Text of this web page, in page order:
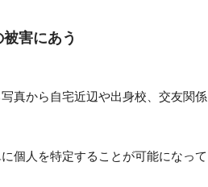
害にあう
真から自宅近辺や出身校、交友関係
個人を特定することが可能になって